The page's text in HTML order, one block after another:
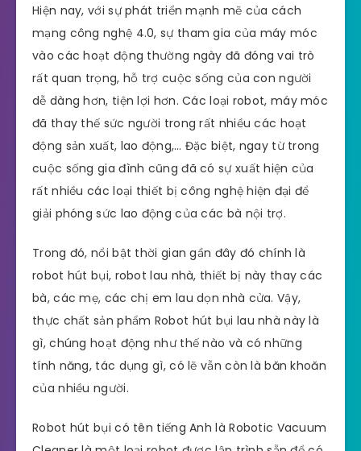
Hiện nay, với sự phát triển mạnh mẽ của cách
mạng công nghệ 4.0, sự tham gia của máy móc
vào các hoạt động thường ngày đã đóng vai trò
rất quan trọng, hỗ trợ cuộc sống của con người
dễ dàng hơn, tiện lợi hơn. Các loại robot, máy móc
đã thay thế sức người trong rất nhiều các hoạt
động sản xuất, lao động,… Đặc biệt, ngay từ trong
cuộc sống gia đình cũng đã có sự xuất hiện của
rất nhiều các loại thiết bị công nghệ hiện đại để
giải phóng sức lao động của các bà nội trợ.
Trong đó, nổi bật thời gian gần đây đó chính là
robot hút bụi, robot lau nhà, thiết bị này thay các
bà, các mẹ, các chị em lau dọn nhà cửa. Vậy,
thực chất sản phẩm Robot hút bụi lau nhà này là
gì, chúng hoạt động như thế nào và có những
tính năng, tác dụng gì, có lẽ vẫn còn là băn khoăn
của nhiều người.
Robot hút bụi có tên tiếng Anh là Robotic Vacuum